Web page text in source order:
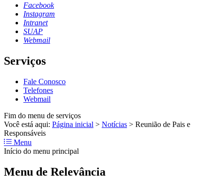
Facebook
Instagram
Intranet
SUAP
Webmail
Serviços
Fale Conosco
Telefones
Webmail
Fim do menu de serviços
Você está aqui: Página inicial > Notícias > Reunião de Pais e
Responsáveis
Menu
Início do menu principal
Menu de Relevância